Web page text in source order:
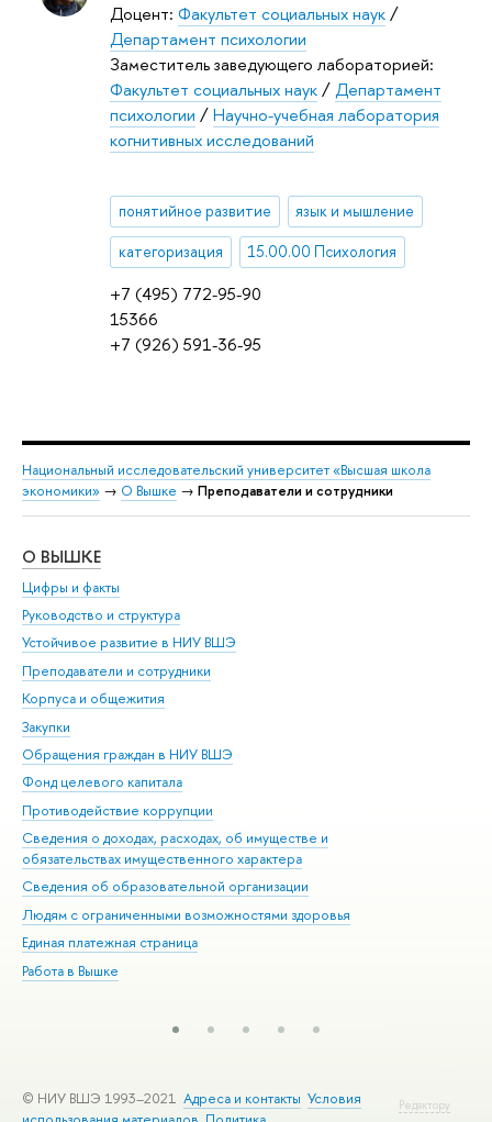
+7 (495) 772-95-90
15366
+7 (926) 591-36-95
Доцент: Факультет социальных наук/
Департамент психологии
Заместитель заведующего лабораторией:
Факультет социальных наук/Департамент
психологии /Научно-учебная лаборатория
когнитивных исследований
понятийное развитие язык и мышление
категоризация 15.00.00 Психология
Национальный исследовательский университет «Высшая школа
экономики» → О Вышке → Преподаватели и сотрудники
О ВЫШКЕ
Цифры и факты
Руководство и структура
Устойчивое развитие в НИУ ВШЭ
Преподаватели и сотрудники
Корпуса и общежития
Закупки
Обращения граждан в НИУ ВШЭ
Фонд целевого капитала
Противодействие коррупции
Сведения о доходах, расходах, об имуществе и
обязательствах имущественного характера
Сведения об образовательной организации
Людям с ограниченными возможностями здоровья
Единая платежная страница
Работа в Вышке
Редактору
© НИУ ВШЭ 1993–2021 Адреса и контакты Условия